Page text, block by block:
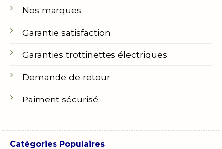
Nos marques
Garantie satisfaction
Garanties trottinettes électriques
Demande de retour
Paiment sécurisé
Catégories Populaires